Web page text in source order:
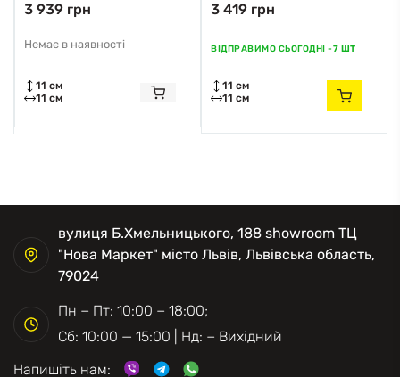
Zuma Line
3 939 грн
Немає в наявності
11 см
11 см
Zuma Line
3 419 грн
ВІДПРАВИМО СЬОГОДНІ -7 ШТ
11 см
11 см
вулиця Б.Хмельницького, 188 showroom ТЦ
"Нова Маркет" місто Львів, Львівська область,
79024
Пн − Пт: 10:00 − 18:00;
Сб: 10:00 — 15:00 | Нд: − Вихідний
Напишіть нам: